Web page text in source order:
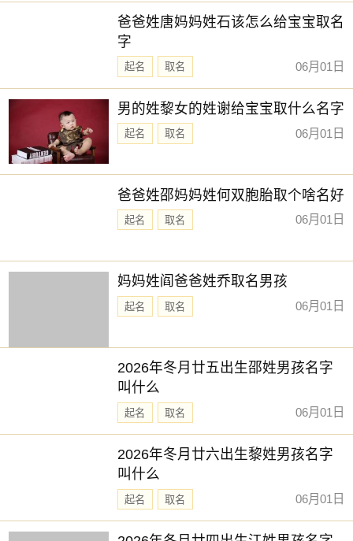
爸爸姓唐妈妈姓石该怎么给宝宝取名
字
起名 取名 06月01日
男的姓黎女的姓谢给宝宝取什么名字
起名 取名 06月01日
爸爸姓邵妈妈姓何双胞胎取个啥名好
起名 取名 06月01日
妈妈姓阎爸爸姓乔取名男孩
起名 取名 06月01日
2026年冬月廿五出生邵姓男孩名字
叫什么
起名 取名 06月01日
2026年冬月廿六出生黎姓男孩名字
叫什么
起名 取名 06月01日